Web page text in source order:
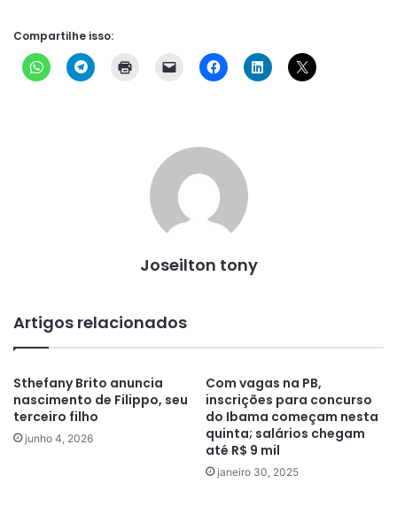
Compartilhe isso:
Joseilton tony
Artigos relacionados
Sthefany Brito anuncia
nascimento de Filippo, seu
terceiro filho
junho 4, 2026
Com vagas na PB,
inscrições para concurso
do Ibama começam nesta
quinta; salários chegam
até R$ 9 mil
janeiro 30, 2025